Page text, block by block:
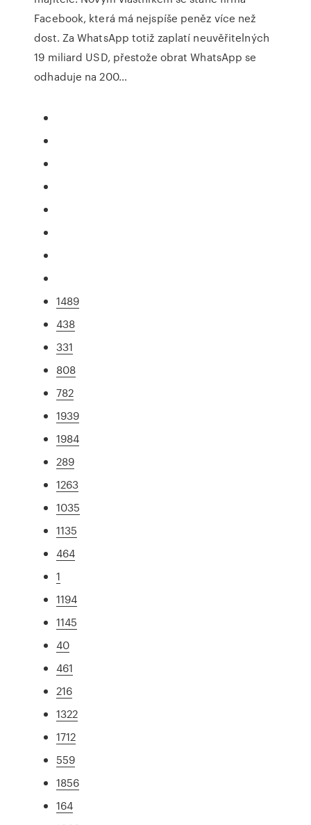
Facebook, která má nejspíše peněz více než
dost. Za WhatsApp totiž zaplatí neuvěřitelných
19 miliard USD, přestože obrat WhatsApp se
odhaduje na 200…
1489
438
331
808
782
1939
1984
289
1263
1035
1135
464
1
1194
1145
40
461
216
1322
1712
559
1856
164